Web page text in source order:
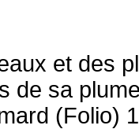
et des
de sa
(Folio)